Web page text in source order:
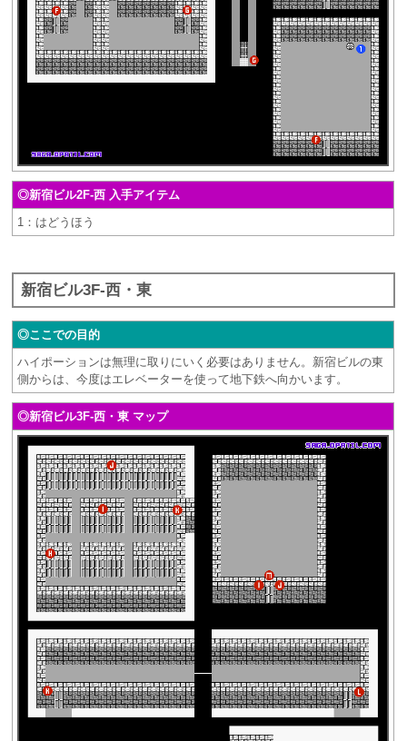
◎新宿ビル2F-西 入手アイテム
1：はどうほう
新宿ビル3F-西・東
◎ここでの目的
ハイポーションは無理に取りにいく必要はありません。新宿ビルの東
側からは、今度はエレベーターを使って地下鉄へ向かいます。
◎新宿ビル3F-西・東 マップ